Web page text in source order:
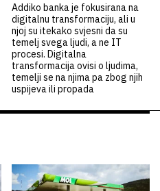
Addiko banka je fokusirana na
digitalnu transformaciju, ali u
njoj su itekako svjesni da su
temelj svega ljudi, a ne IT
procesi. Digitalna
transformacija ovisi o ljudima,
temelji se na njima pa zbog njih
uspijeva ili propada